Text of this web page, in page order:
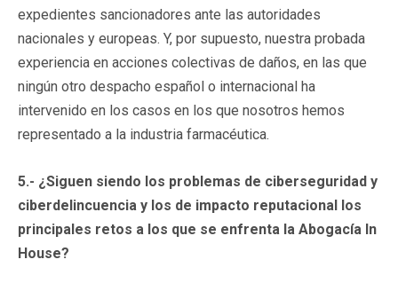
expedientes sancionadores ante las autoridades
nacionales y europeas. Y, por supuesto, nuestra probada
experiencia en acciones colectivas de daños, en las que
ningún otro despacho español o internacional ha
intervenido en los casos en los que nosotros hemos
representado a la industria farmacéutica.
5.- ¿Siguen siendo los problemas de ciberseguridad y
ciberdelincuencia y los de impacto reputacional los
principales retos a los que se enfrenta la Abogacía In
House?